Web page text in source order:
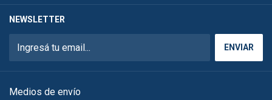
NEWSLETTER
Medios de envío